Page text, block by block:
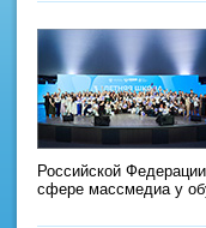
Российской
сфере массмедиа у